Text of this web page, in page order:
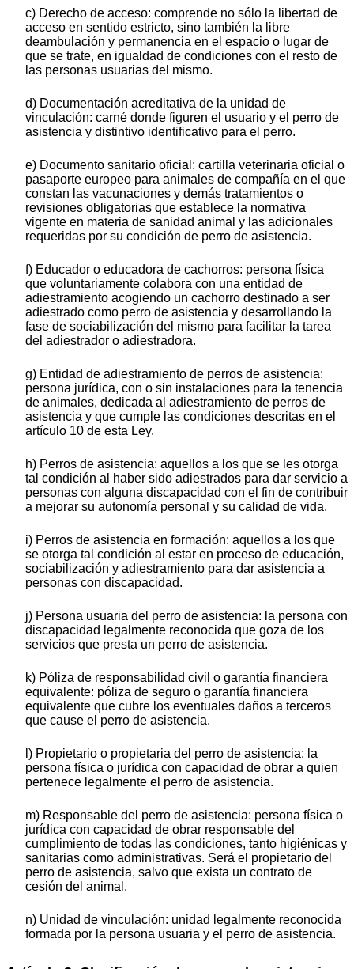
c) Derecho de acceso: comprende no sólo la libertad de
acceso en sentido estricto, sino también la libre
deambulación y permanencia en el espacio o lugar de
que se trate, en igualdad de condiciones con el resto de
las personas usuarias del mismo.
d) Documentación acreditativa de la unidad de
vinculación: carné donde figuren el usuario y el perro de
asistencia y distintivo identificativo para el perro.
e) Documento sanitario oficial: cartilla veterinaria oficial o
pasaporte europeo para animales de compañía en el que
constan las vacunaciones y demás tratamientos o
revisiones obligatorias que establece la normativa
vigente en materia de sanidad animal y las adicionales
requeridas por su condición de perro de asistencia.
f) Educador o educadora de cachorros: persona física
que voluntariamente colabora con una entidad de
adiestramiento acogiendo un cachorro destinado a ser
adiestrado como perro de asistencia y desarrollando la
fase de sociabilización del mismo para facilitar la tarea
del adiestrador o adiestradora.
g) Entidad de adiestramiento de perros de asistencia:
persona jurídica, con o sin instalaciones para la tenencia
de animales, dedicada al adiestramiento de perros de
asistencia y que cumple las condiciones descritas en el
artículo 10 de esta Ley.
h) Perros de asistencia: aquellos a los que se les otorga
tal condición al haber sido adiestrados para dar servicio a
personas con alguna discapacidad con el fin de contribuir
a mejorar su autonomía personal y su calidad de vida.
i) Perros de asistencia en formación: aquellos a los que
se otorga tal condición al estar en proceso de educación,
sociabilización y adiestramiento para dar asistencia a
personas con discapacidad.
j) Persona usuaria del perro de asistencia: la persona con
discapacidad legalmente reconocida que goza de los
servicios que presta un perro de asistencia.
k) Póliza de responsabilidad civil o garantía financiera
equivalente: póliza de seguro o garantía financiera
equivalente que cubre los eventuales daños a terceros
que cause el perro de asistencia.
l) Propietario o propietaria del perro de asistencia: la
persona física o jurídica con capacidad de obrar a quien
pertenece legalmente el perro de asistencia.
m) Responsable del perro de asistencia: persona física o
jurídica con capacidad de obrar responsable del
cumplimiento de todas las condiciones, tanto higiénicas y
sanitarias como administrativas. Será el propietario del
perro de asistencia, salvo que exista un contrato de
cesión del animal.
n) Unidad de vinculación: unidad legalmente reconocida
formada por la persona usuaria y el perro de asistencia.